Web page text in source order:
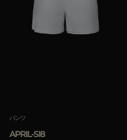
パンツ
APRIL-SI8